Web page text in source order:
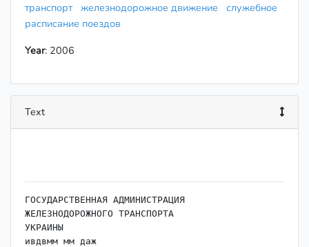
транспорт железнодорожное движение
служебное
расписание поездов
Year: 2006
Text
ГОСУДАРСТВЕННАЯ АДМИНИСТРАЦИЯ
ЖЕЛЕЗНОДОРОЖНОГО ТРАНСПОРТА
УКРАИНЫ
ивдвмм мм даж